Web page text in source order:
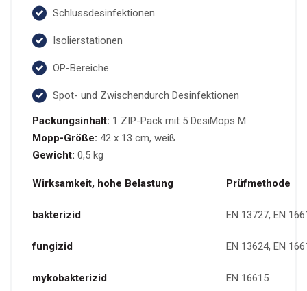
Schlussdesinfektionen
Isolierstationen
OP-Bereiche
Spot- und Zwischendurch Desinfektionen
Packungsinhalt: 1 ZIP-Pack mit 5 DesiMops M
Mopp-Größe: 42 x 13 cm, weiß
Gewicht: 0,5 kg
Wirksamkeit, hohe Belastung Prüfmethode
bakterizid EN 13727, EN
fungizid EN 13624, EN
mykobakterizid EN 16615